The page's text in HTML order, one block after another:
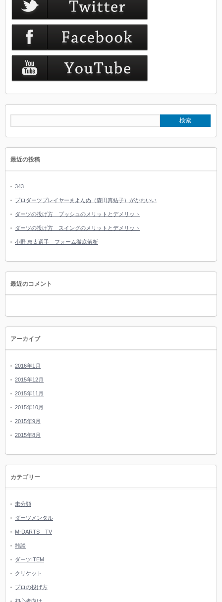
最近の投稿
343
プロダーツプレイヤーまよんぬ（森田真結子）がかわいい
ダーツの投げ方 プッシュのメリットとデメリット
ダーツの投げ方 スイングのメリットとデメリット
小野 恵太選手 フォーム徹底解析
最近のコメント
アーカイブ
2016年1月
2015年12月
2015年11月
2015年10月
2015年9月
2015年8月
カテゴリー
未分類
ダーツメンタル
M-DARTS TV
雑談
ダーツITEM
クリケット
プロの投げ方